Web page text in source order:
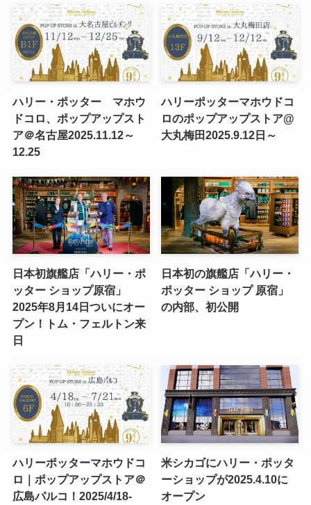
ハリー・ポッター マホウ
ドコロ、ポップアップスト
ア＠名古屋2025.11.12～
12.25
ハリーポッターマホウドコ
ロのポップアップストア@
大丸梅田2025.9.12日～
日本初旗艦店「ハリー・ポ
ッター ショップ原宿」
2025年8月14日ついにオー
プン！トム・フェルトン来
日
日本初の旗艦店「ハリー・
ポッター ショップ 原宿」
の内部、初公開
ハリーポッターマホウドコ
ロ｜ポップアップストア＠
広島パルコ！2025/4/18-
米シカゴにハリー・ポッタ
ーショップが2025.4.10に
オープン